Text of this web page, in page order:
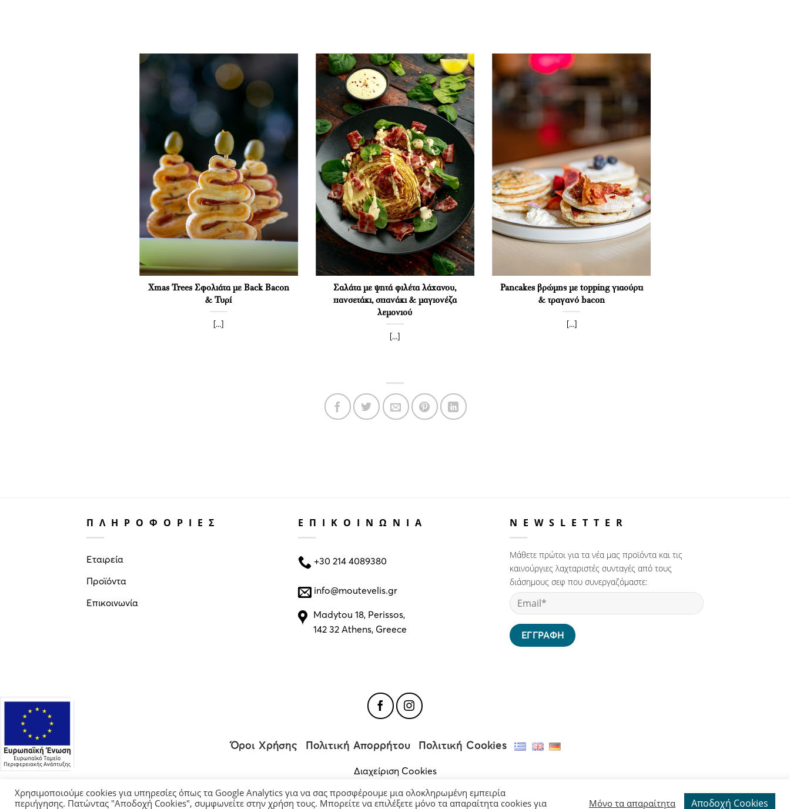
Xmas Trees Σφολιάτα με Back Bacon
& Τυρί
[...]
Σαλάτα με ψητά φιλέτα λάχανου,
πανσετάκι, σπανάκι & μαγιονέζα
λεμονιού
[...]
Pancakes βρώμης με topping γιαούρτι
& τραγανό bacon
[...]
ΠΛΗΡΟΦΟΡΙΕΣ
Εταιρεία
Προϊόντα
Επικοινωνία
ΕΠΙΚΟΙΝΩΝΙΑ
+30 214 4089380
info@moutevelis.gr
Madytou 18, Perissos,
142 32 Athens, Greece
NEWSLETTER
Μάθετε πρώτοι για τα νέα μας προϊόντα και τις
καινούργιες λαχταριστές συνταγές από τους
διάσημους σεφ που συνεργαζόμαστε:
Όροι Χρήσης Πολιτική Απορρήτου Πολιτική Cookies
Διαχείριση Cookies
Copyright 2026 ©Moutevelis.gr| All rights reserved.
Χρησιμοποιούμε cookies για υπηρεσίες όπως τα Google Analytics για να σας προσφέρουμε μια ολοκληρωμένη εμπειρία
περιήγησης. Πατώντας "Αποδοχή Cookies", συμφωνείτε στην χρήση τους. Μπορείτε να επιλέξετε μόνο τα απαραίτητα cookies για
Μόνο τα απαραίτητα Αποδοχή Cookies